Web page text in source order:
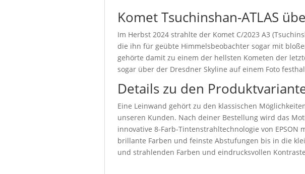
Komet Tsuchinshan-ATLAS
Im Herbst 2024 strahlte der Komet C/2023 A3
die ihn für geübte Himmelsbeobachter sogar mit
gehörte damit zu einem der hellsten Kometen der
sogar über der Dresdner Skyline auf einem Foto
Details zu den
Eine Leinwand gehört zu den klassischen
unseren Kunden. Nach deiner Bestellung wird das
innovative 8-Farb-Tintenstrahltechnologie von
brillante Farben und feinste Abstufungen bis in die
und strahlenden Farben und eindrucksvollen